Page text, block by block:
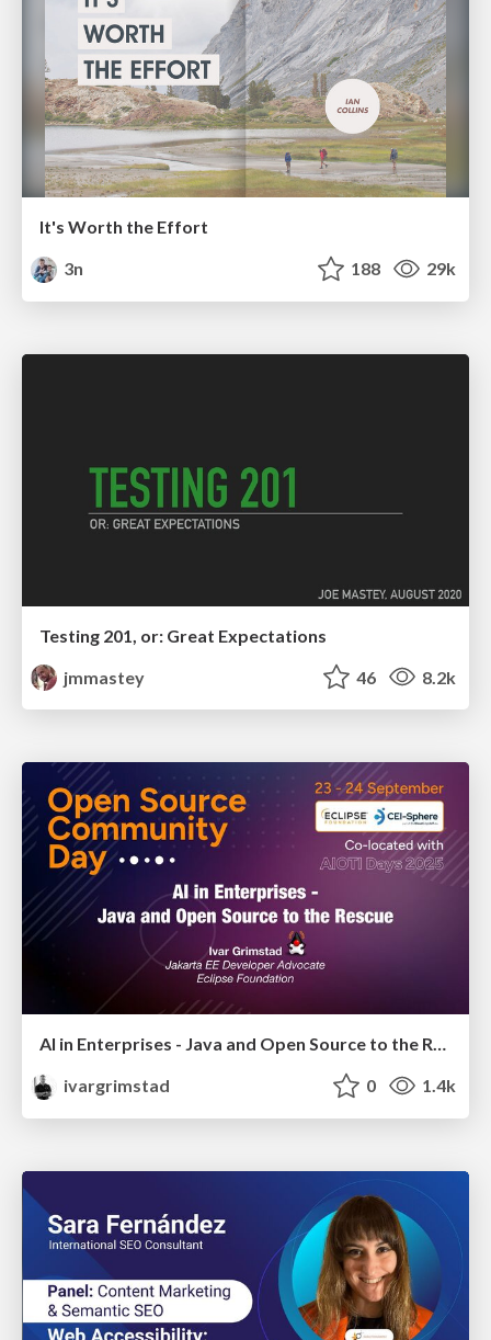
It's Worth the Effort
3n
188 29k
Testing 201, or: Great Expectations
jmmastey
46 8.2k
AI in Enterprises - Java and Open Source to the Rescue
ivargrimstad
0 1.4k